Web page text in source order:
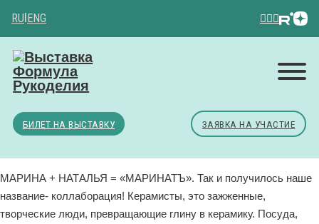
RU ENG
БИЛЕТ НА ВЫСТАВКУ ЗАЯВКА НА УЧАСТИЕ
МАРИНА + НАТАЛЬЯ = «МАРИНАТЪ». Так и получилось наше
название- коллаборация! Керамисты, это зажженные,
творческие люди, превращающие глину в керамику. Посуда,